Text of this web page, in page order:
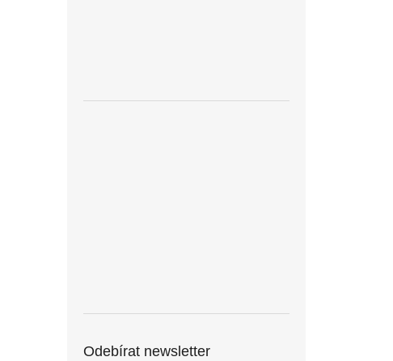
Odebírat newsletter